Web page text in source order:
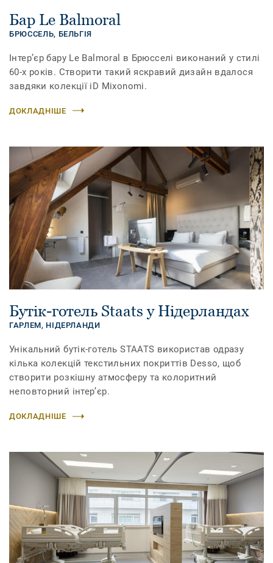
Бар Le Balmoral
БРЮССЕЛЬ, БЕЛЬГІЯ
Інтер’єр бару Le Balmoral в Брюсселі виконаний у стилі
60-х років. Створити такий яскравий дизайн вдалося
завдяки колекції iD Mixonomi.
ДОКЛАДНІШЕ
Бутік-готель Staats у Нідерландах
ГАРЛЕМ, НІДЕРЛАНДИ
Унікальний бутік-готель STAATS використав одразу
кілька колекцій текстильних покриттів Desso, щоб
створити розкішну атмосферу та колоритний
неповторний інтер’єр.
ДОКЛАДНІШЕ